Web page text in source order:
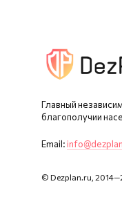
Главный
благополучии
Email:
© Dezplan.ru,